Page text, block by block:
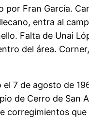
por Fran García.
entra al
Falta de Unai
del área.
el 7 de agosto de
de Cerro de